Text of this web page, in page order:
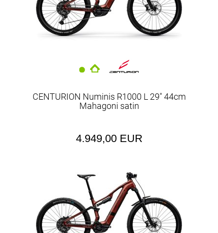
CENTURION Numinis R1000 L 29" 44cm
Mahagoni satin
4.949,00 EUR